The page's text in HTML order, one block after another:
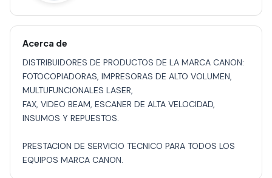
Acerca de
DISTRIBUIDORES DE PRODUCTOS DE LA MARCA CANON:
FOTOCOPIADORAS, IMPRESORAS DE ALTO VOLUMEN,
MULTUFUNCIONALES LASER,
FAX, VIDEO BEAM, ESCANER DE ALTA VELOCIDAD,
INSUMOS Y REPUESTOS.
PRESTACION DE SERVICIO TECNICO PARA TODOS LOS
EQUIPOS MARCA CANON.